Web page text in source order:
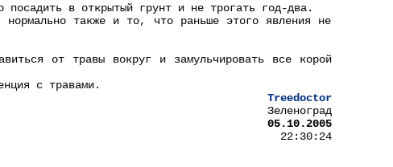
в открытый грунт и не трогать год-два.
также и то, что раньше этого явления не
от травы вокруг и замульчировать все корой
с травами.
Treedoctor
Зеленоград
05.10.2005
22:30:24